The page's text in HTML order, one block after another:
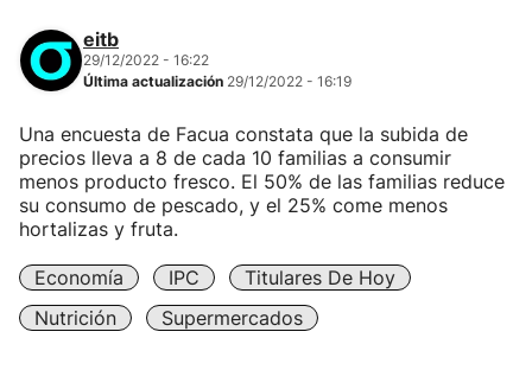
eitb
29/12/2022 - 16:22
Última actualización 29/12/2022 - 16:19
Una encuesta de Facua constata que la subida de
precios lleva a 8 de cada 10 familias a consumir
menos producto fresco. El 50% de las familias reduce
su consumo de pescado, y el 25% come menos
hortalizas y fruta.
Economía IPC
Titulares De Hoy
Nutrición
Supermercados